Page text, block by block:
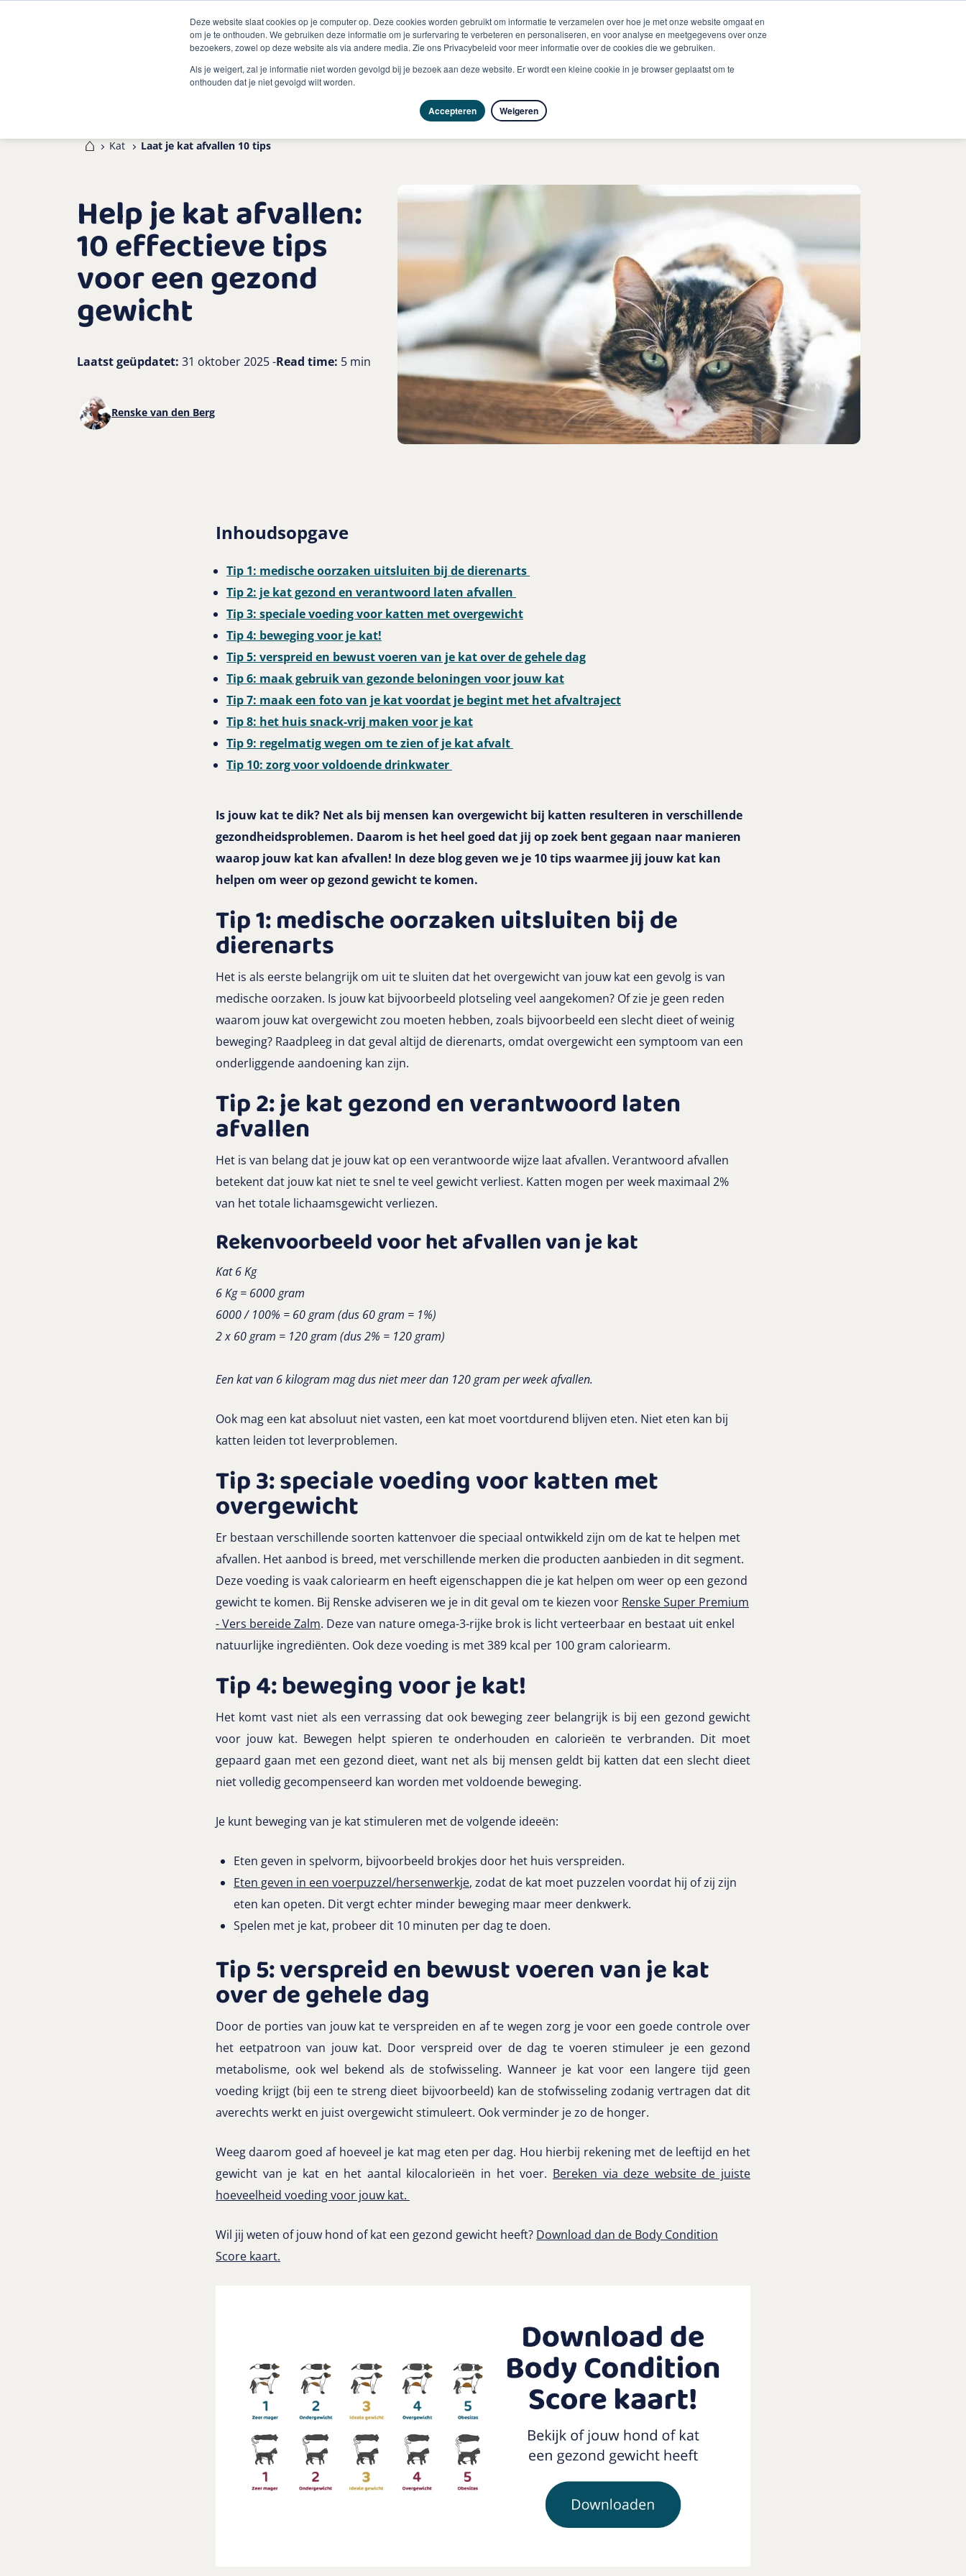
Deze website slaat cookies op je computer op. Deze cookies worden gebruikt om informatie te verzamelen over hoe je met onze website omgaat en
om je te onthouden. We gebruiken deze informatie om je surfervaring te verbeteren en personaliseren, en voor analyse en meetgegevens over onze
bezoekers, zowel op deze website als via andere media. Zie ons Privacybeleid voor meer informatie over de cookies die we gebruiken.
Als je weigert, zal je informatie niet worden gevolgd bij je bezoek aan deze website. Er wordt een kleine cookie in je browser geplaatst om te
onthouden dat je niet gevolgd wilt worden.
Accepteren Weigeren
Duurzaamheid
Producten Vragen & advies Kennisbank Over Renske Verkooppunten
Kat Laat je kat afvallen 10 tips
Help je kat afvallen:
10 effectieve tips
voor een gezond
gewicht
Laatst geüpdatet: 31 oktober 2025 -Read time: 5 min
Renske van den Berg
Inhoudsopgave
Tip 1: medische oorzaken uitsluiten bij de dierenarts
Tip 2: je kat gezond en verantwoord laten afvallen
Tip 3: speciale voeding voor katten met overgewicht
Tip 4: beweging voor je kat!
Tip 5: verspreid en bewust voeren van je kat over de gehele dag
Tip 6: maak gebruik van gezonde beloningen voor jouw kat
Tip 7: maak een foto van je kat voordat je begint met het afvaltraject
Tip 8: het huis snack-vrij maken voor je kat
Tip 9: regelmatig wegen om te zien of je kat afvalt
Tip 10: zorg voor voldoende drinkwater
Is jouw kat te dik? Net als bij mensen kan overgewicht bij katten resulteren in verschillende
gezondheidsproblemen. Daarom is het heel goed dat jij op zoek bent gegaan naar manieren
waarop jouw kat kan afvallen! In deze blog geven we je 10 tips waarmee jij jouw kat kan
helpen om weer op gezond gewicht te komen.
Tip 1: medische oorzaken uitsluiten bij de
dierenarts
Het is als eerste belangrijk om uit te sluiten dat het overgewicht van jouw kat een gevolg is van
medische oorzaken. Is jouw kat bijvoorbeeld plotseling veel aangekomen? Of zie je geen reden
waarom jouw kat overgewicht zou moeten hebben, zoals bijvoorbeeld een slecht dieet of weinig
beweging? Raadpleeg in dat geval altijd de dierenarts, omdat overgewicht een symptoom van een
onderliggende aandoening kan zijn.
Tip 2: je kat gezond en verantwoord laten
afvallen
Het is van belang dat je jouw kat op een verantwoorde wijze laat afvallen. Verantwoord afvallen
betekent dat jouw kat niet te snel te veel gewicht verliest. Katten mogen per week maximaal 2%
van het totale lichaamsgewicht verliezen.
Rekenvoorbeeld voor het afvallen van je kat
Kat 6 Kg
6 Kg = 6000 gram
6000 / 100% = 60 gram (dus 60 gram = 1%)
2 x 60 gram = 120 gram (dus 2% = 120 gram)
Een kat van 6 kilogram mag dus niet meer dan 120 gram per week afvallen.
Ook mag een kat absoluut niet vasten, een kat moet voortdurend blijven eten. Niet eten kan bij
katten leiden tot leverproblemen.
Tip 3: speciale voeding voor katten met
overgewicht
Er bestaan verschillende soorten kattenvoer die speciaal ontwikkeld zijn om de kat te helpen met
afvallen. Het aanbod is breed, met verschillende merken die producten aanbieden in dit segment.
Deze voeding is vaak caloriearm en heeft eigenschappen die je kat helpen om weer op een gezond
gewicht te komen. Bij Renske adviseren we je in dit geval om te kiezen voor Renske Super Premium
- Vers bereide Zalm. Deze van nature omega-3-rijke brok is licht verteerbaar en bestaat uit enkel
natuurlijke ingrediënten. Ook deze voeding is met 389 kcal per 100 gram caloriearm.
Tip 4: beweging voor je kat!
Het komt vast niet als een verrassing dat ook beweging zeer belangrijk is bij een gezond gewicht
voor jouw kat. Bewegen helpt spieren te onderhouden en calorieën te verbranden. Dit moet
gepaard gaan met een gezond dieet, want net als bij mensen geldt bij katten dat een slecht dieet
niet volledig gecompenseerd kan worden met voldoende beweging.
Je kunt beweging van je kat stimuleren met de volgende ideeën:
Eten geven in spelvorm, bijvoorbeeld brokjes door het huis verspreiden.
Eten geven in een voerpuzzel/hersenwerkje, zodat de kat moet puzzelen voordat hij of zij zijn
eten kan opeten. Dit vergt echter minder beweging maar meer denkwerk.
Spelen met je kat, probeer dit 10 minuten per dag te doen.
Tip 5: verspreid en bewust voeren van je kat
over de gehele dag
Door de porties van jouw kat te verspreiden en af te wegen zorg je voor een goede controle over
het eetpatroon van jouw kat. Door verspreid over de dag te voeren stimuleer je een gezond
metabolisme, ook wel bekend als de stofwisseling. Wanneer je kat voor een langere tijd geen
voeding krijgt (bij een te streng dieet bijvoorbeeld) kan de stofwisseling zodanig vertragen dat dit
averechts werkt en juist overgewicht stimuleert. Ook verminder je zo de honger.
Weeg daarom goed af hoeveel je kat mag eten per dag. Hou hierbij rekening met de leeftijd en het
gewicht van je kat en het aantal kilocalorieën in het voer. Bereken via deze website de juiste
hoeveelheid voeding voor jouw kat.
Wil jij weten of jouw hond of kat een gezond gewicht heeft? Download dan de Body Condition
Score kaart.